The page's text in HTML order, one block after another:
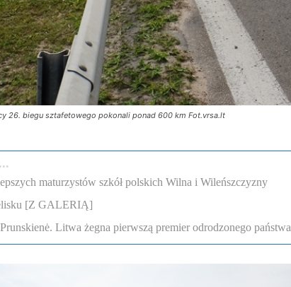
26. biegu sztafetowego pokonali ponad 600 km Fot.vrsa.lt
maturzystów szkół polskich Wilna i Wileńszczyzny
[Z GALERIĄ]
Litwa żegna pierwszą premier odrodzonego państwa